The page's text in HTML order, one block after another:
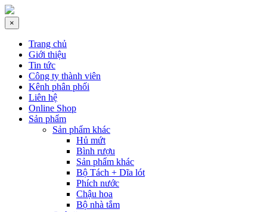
×
Trang chủ
Giới thiệu
Tin tức
Công ty thành viên
Kênh phân phối
Liên hệ
Online Shop
Sản phẩm
Sản phẩm khác
Hủ mứt
Bình rượu
Sản phẩm khác
Bộ Tách + Dĩa lót
Phích nước
Chậu hoa
Bộ nhà tắm